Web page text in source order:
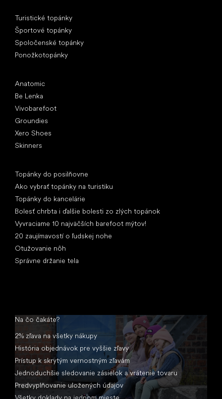
Turistické topánky
Športové topánky
Spoločenské topánky
Ponožkotopánky
Anatomic
Be Lenka
Vivobarefoot
Groundies
Xero Shoes
Skinners
Topánky do posilňovne
Ako vybrať topánky na turistiku
Topánky do kancelárie
Bolesť chrbta i ďalšie bolesti zo zlých topánok
Vyvraciame 10 najväčších barefoot mýtov!
20 zaujímavostí o ľudskej nohe
Otužovanie nôh
Správne držanie tela
Na čo čakáte?
2% zľava na všetky nákupy
História objednávok pre vyššie zľavy
Prístup k skrytým vernostným zľavám
Jednoduchšie sledovanie zásielok a vrátenie tovaru
Predvyplňovanie uložených údajov